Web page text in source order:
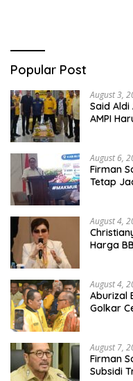
Popular Post
August 3,
Said Aldi
AMPI
August 6,
Firman
Tetap
August 4,
Harga
August 4,
Aburizal
Golkar
August 7,
Firman
Subsidi